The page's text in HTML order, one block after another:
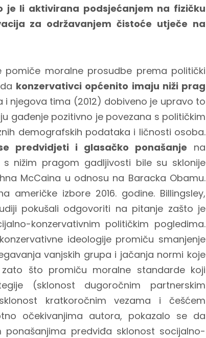
je li aktivirana podsjećanjem na fizičku
za održavanjem čistoće utječe na
moralne prosudbe prema politički
konzervativci općenito imaju niži prag
i njegova tima (2012) dobiveno je upravo to
gađenje pozitivno je povezana s političkim
demografskih podataka i ličnosti osoba.
predvidjeti i glasačko ponašanje na
nižim pragom gadljivosti bile su sklonije
McCaina u odnosu na Baracka Obamu.
američke izbore 2016. godine. Billingsley,
pokušali odgovoriti na pitanje zašto je
konzervativnim političkim pogledima.
ideologije promiču smanjenje
vanjskih grupa i jačanja normi koje
što promiču moralne standarde koji
(sklonost dugoročnim partnerskim
kratkoročnim vezama i češćem
očekivanjima autora, pokazalo se da
predviđa sklonost socijalno-